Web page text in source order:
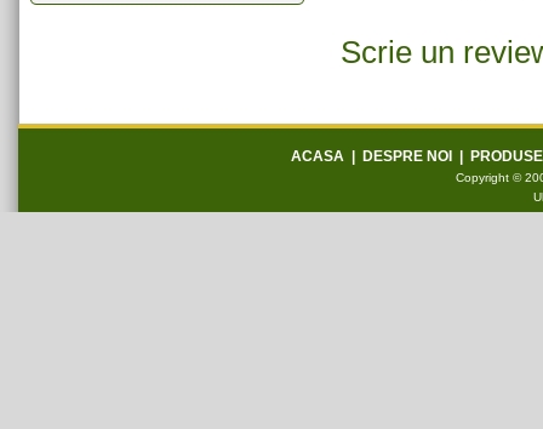
Scrie un
ACASA DESPRE NOI
Copyright ©